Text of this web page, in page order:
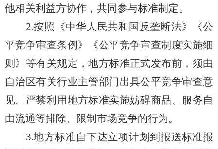
他相关利益方协作，共同参与标准制定。
2.按照《中华人民共和国反垄断法》
《公
平竞争审查条例》
《公平竞争审查制度实施细
则》等有关规定，地方标准正式发布前，须由
自治区有关行业主管部门出具公平竞争审查意
见。 严禁利用地方标准实施妨碍商品、服务自
由流通等排除、限制市场竞争的行为。
3.地方标准自下达立项计划到报送标准报